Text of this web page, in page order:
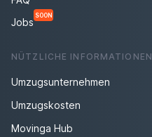
Jobs
SOON
NÜTZLICHE INFORMATIONEN
Umzugsunternehmen
Umzugskosten
Movinga Hub